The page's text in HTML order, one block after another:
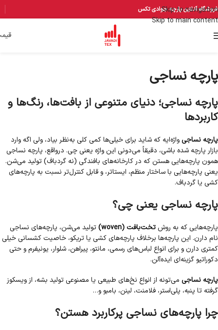
Skip to navigation
Skip to main content
فروشگاه آنلاین پارچه جوادی تکس
پارچه نساجی
پارچه نساجی؛ دنیای متنوعی از بافت‌ها، رنگ‌ها و
کاربردها
پارچه نساجی واژه‌ایه که شاید برای خیلی‌ها کمی کلی به‌نظر بیاد، ولی اگه وارد
بازار پارچه شده باشی، دقیقاً می‌دونی این واژه یعنی چی. درواقع، پارچه نساجی
همون پارچه‌هایی هستن که در کارخانه‌های بافندگی (نه گردباف) تولید می‌شن.
یعنی پارچه‌هایی با ساختار منظم، ایستاتر، و قابل کنترل‌تر نسبت به پارچه‌های
کشی یا گردباف.
پارچه نساجی یعنی چی؟
پارچه‌هایی که به روش تخت‌بافت (woven)
تولید می‌شن، پارچه‌های نساجی
نام دارن. این پارچه‌ها برخلاف پارچه‌های کشی یا تریکو، خاصیت کشسانی خیلی
کمتری دارن و برای انواع لباس‌های رسمی، مانتو، پیراهن، شلوار، یونیفرم و حتی
دکوراتیو گزینه‌ای ایده‌آلن.
پارچه نساجی می‌تونه از انواع نخ‌های طبیعی یا مصنوعی تولید بشه، از ویسکوز
گرفته تا پنبه، پلی‌استر، فلامنت، لینن، بامبو و…
چرا پارچه‌های نساجی پرکاربرد هستن؟